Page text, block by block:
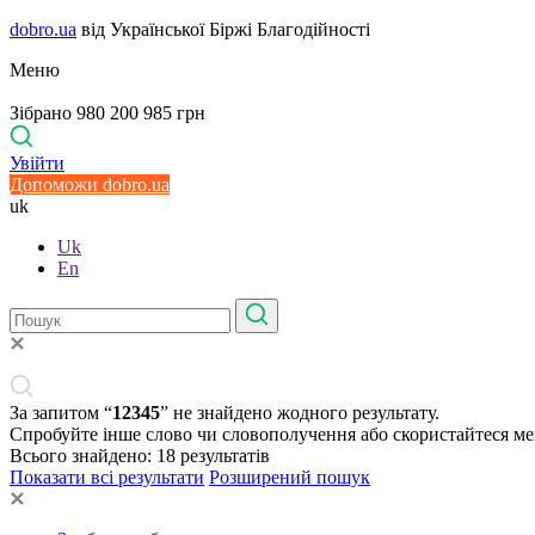
dobro.ua від Української Біржі Благодійності
Меню
Зібрано 980 200 985 грн
Увійти
Допоможи dobro.ua
uk
Uk
En
За запитом “12345” не знайдено жодного результату.
Спробуйте інше слово чи словополучення або скористайтеся
Всього знайдено: 18 результатів
Показати всі результати Розширений пошук